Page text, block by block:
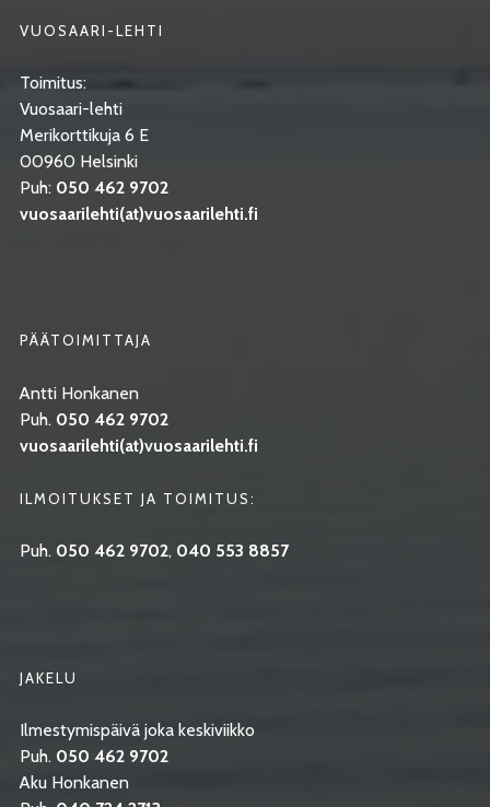
VUOSAARI-LEHTI
Toimitus:
Vuosaari-lehti
Merikorttikuja 6 E
00960 Helsinki
Puh: 050 462 9702
vuosaarilehti(at)vuosaarilehti.fi
PÄÄTOIMITTAJA
Antti Honkanen
Puh. 050 462 9702
vuosaarilehti(at)vuosaarilehti.fi
ILMOITUKSET JA TOIMITUS:
Puh. 050 462 9702, 040 553 8857
JAKELU
Ilmestymispäivä joka keskiviikko
Puh. 050 462 9702
Aku Honkanen